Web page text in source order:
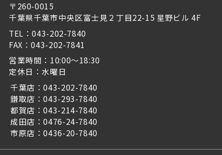
〒260-0015
千葉県千葉市中央区富士見２丁目22-15 星野ビル 4F
TEL：043-202-7840
FAX：043-202-7841
営業時間：10:00～18:30
定休日：水曜日
千葉店：043-202-7840
鎌取店：043-293-7840
都賀店：043-214-7840
成田店：0476-24-7840
市原店：0436-20-7840